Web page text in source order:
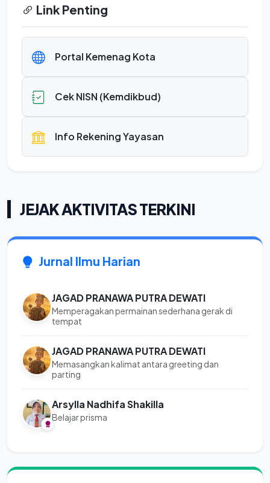
Link Penting
Portal Kemenag Kota
Cek NISN (Kemdikbud)
Info Rekening Yayasan
JEJAK AKTIVITAS TERKINI
Jurnal Ilmu Harian
JAGAD PRANAWA PUTRA DEWATI
Memperagakan permainan sederhana gerak di
tempat
JAGAD PRANAWA PUTRA DEWATI
Memasangkan kalimat antara greeting dan
parting
Arsylla Nadhifa Shakilla
Belajar prisma